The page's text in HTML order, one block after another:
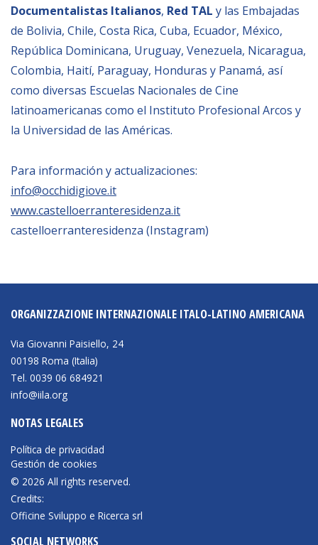
Documentalistas Italianos, Red TAL y las Embajadas
de Bolivia, Chile, Costa Rica, Cuba, Ecuador, México,
República Dominicana, Uruguay, Venezuela, Nicaragua,
Colombia, Haití, Paraguay, Honduras y Panamá, así
como diversas Escuelas Nacionales de Cine
latinoamericanas como el Instituto Profesional Arcos y
la Universidad de las Américas.
Para información y actualizaciones:
info@occhidigiove.it
www.castelloerranteresidenza.it
castelloerranteresidenza (Instagram)
ORGANIZZAZIONE INTERNAZIONALE ITALO-LATINO AMERICANA
Via Giovanni Paisiello, 24
00198 Roma (Italia)
Tel. 0039 06 684921
info@iila.org
NOTAS LEGALES
Política de privacidad
Gestión de cookies
© 2026 All rights reserved.
Credits:
Officine Sviluppo e Ricerca srl
SOCIAL NETWORKS